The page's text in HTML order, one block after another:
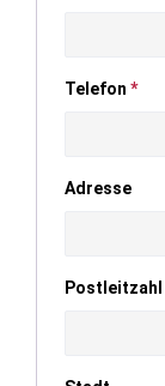
Telefon *
Adresse
Postleitzahl